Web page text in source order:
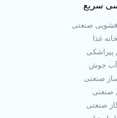
سریع
صنعتی
غذا
پیراشکی
آب جوش
صنعتی
صنعتی
صنعتی